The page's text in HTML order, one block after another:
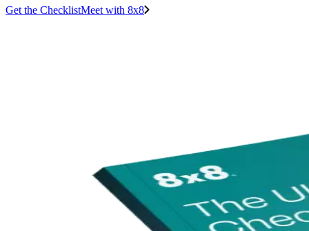
Get the ChecklistMeet with 8x8